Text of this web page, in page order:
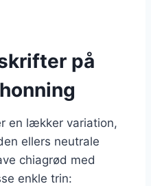
på
en lækker variation,
ellers neutrale
chiagrød med
enkle trin: